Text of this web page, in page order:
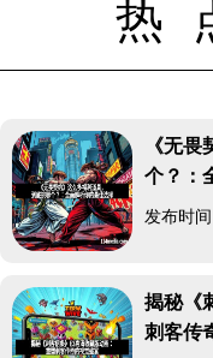
热
《无
个？：
发布时
揭秘《
刺客传